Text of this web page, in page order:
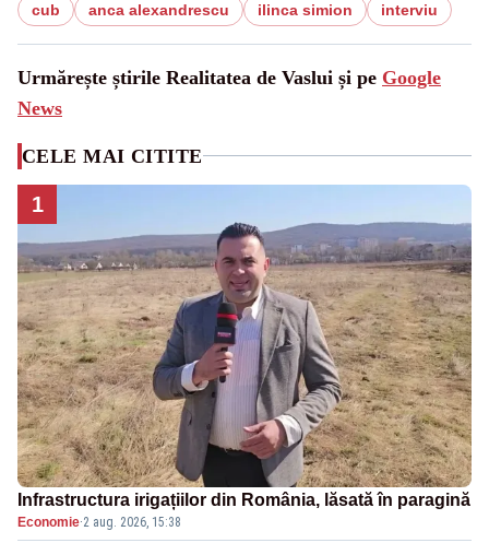
cub anca alexandrescu ilinca simion interviu
Urmărește știrile Realitatea de Vaslui și pe Google
News
CELE MAI CITITE
1
Infrastructura irigațiilor din România, lăsată în paragină
Economie·2 aug. 2026, 15:38